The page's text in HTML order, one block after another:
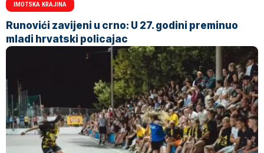
IMOTSKA KRAJINA
Runovići zavijeni u crno: U 27. godini preminuo
mladi hrvatski policajac